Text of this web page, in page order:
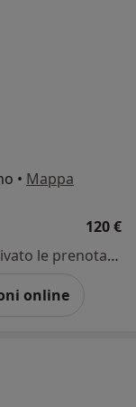
• Mappa
120 €
Questo dottore non ha ancora attivato le prenotazioni online presso questo indirizzo.
online